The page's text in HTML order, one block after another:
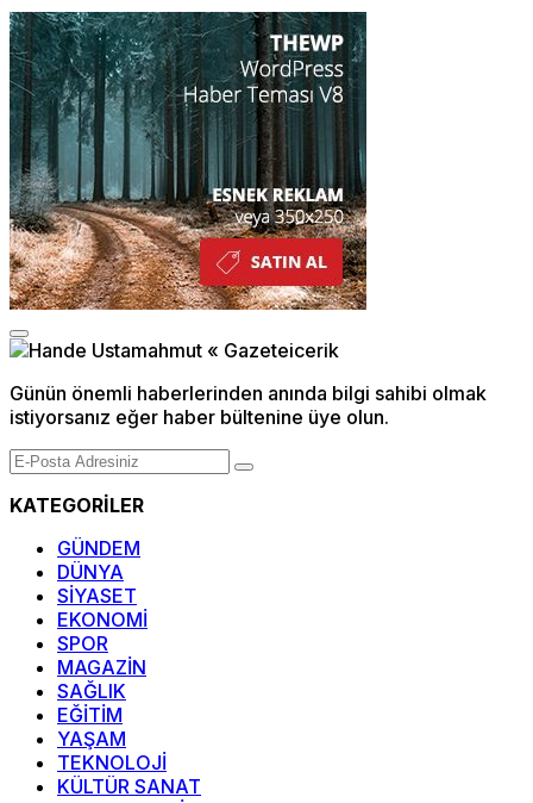
Günün önemli haberlerinden anında bilgi sahibi olmak
istiyorsanız eğer haber bültenine üye olun.
KATEGORİLER
GÜNDEM
DÜNYA
SİYASET
EKONOMİ
SPOR
MAGAZİN
SAĞLIK
EĞİTİM
YAŞAM
TEKNOLOJİ
KÜLTÜR SANAT